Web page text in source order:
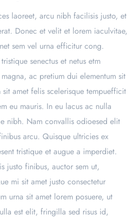
laoreet, arcu nibh facilisis justo, et
Donec et velit et lorem iaculvitae,
sem vel urna efficitur cong.
senectus et netus etm
ac pretium dui elementum sit
amet felis scelerisque tempuefficit
eu mauris. In eu lacus ac nulla
nibh. Nam convallis odioesed elit
arcu. Quisque ultricies ex
tristique et augue a imperdiet.
justo finibus, auctor sem ut,
mi sit amet justo consectetur
urna sit amet lorem posuere, ut
est elit, fringilla sed risus id,